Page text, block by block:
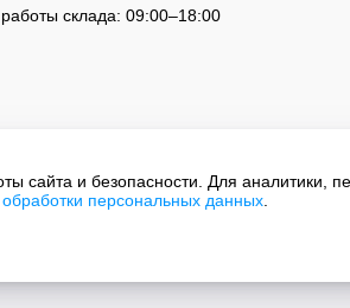
склада:09:00–18:00
сайта и безопасности. Для аналитики,
персональных данных